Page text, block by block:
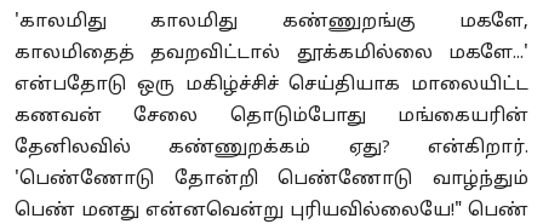
'காலமிது காலமிது கண்ணுறங்கு மகளே,
காலமிதைத் தவறவிட்டால் தூக்கமில்லை மகளே...'
என்பதோடு ஒரு மகிழ்ச்சிச் செய்தியாக மாலையிட்ட
கணவன் சேலை தொடும்போது மங்கையரின்
தேனிலவில் கண்ணுறக்கம் ஏது? என்கிறார்.
'பெண்ணோடு தோன்றி பெண்ணோடு வாழ்ந்தும்
பெண் மனது என்னவென்று புரியவில்லையே!" பெண்